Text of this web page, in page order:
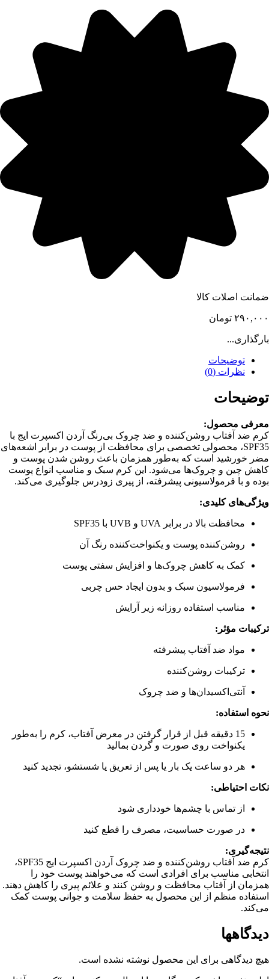
ضمانت اصلات کالا
۲۹۰,۰۰۰ تومان
بارگذاری...
توضیحات
نظرات (0)
توضیحات
معرفی محصول:
کرم ضد آفتاب روشن‌کننده و ضد چروک بی‌رنگ آردن اکسپرت ایج با
SPF35، محصولی تخصصی برای محافظت از پوست در برابر اشعه‌های
مضر خورشید است که به‌طور همزمان باعث روشن شدن پوست و
کاهش چین و چروک‌ها می‌شود. این کرم سبک و مناسب انواع پوست
بوده و با فرمولاسیونی پیشرفته، از پیری زودرس جلوگیری می‌کند.
ویژگی‌های کلیدی:
محافظت بالا در برابر UVA و UVB با SPF35
روشن‌کننده پوست و یکنواخت‌کننده رنگ آن
کمک به کاهش چروک‌ها و افزایش سفتی پوست
فرمولاسیون سبک و بدون ایجاد حس چربی
مناسب استفاده روزانه زیر آرایش
ترکیبات مؤثر:
مواد ضد آفتاب پیشرفته
ترکیبات روشن‌کننده
آنتی‌اکسیدان‌ها و ضد چروک
نحوه استفاده:
15 دقیقه قبل از قرار گرفتن در معرض آفتاب، کرم را به‌طور
یکنواخت روی صورت و گردن بمالید
هر دو ساعت یک بار یا پس از تعریق یا شستشو، تجدید کنید
نکات احتیاطی:
از تماس با چشم‌ها خودداری شود
در صورت حساسیت، مصرف را قطع کنید
نتیجه‌گیری:
کرم ضد آفتاب روشن‌کننده و ضد چروک آردن اکسپرت ایج SPF35،
انتخابی مناسب برای افرادی است که می‌خواهند پوست خود را
همزمان از آفتاب محافظت و روشن کنند و علائم پیری را کاهش دهند.
استفاده منظم از این محصول به حفظ سلامت و جوانی پوست کمک
می‌کند.
دیدگاهها
هیچ دیدگاهی برای این محصول نوشته نشده است.